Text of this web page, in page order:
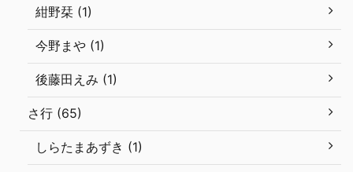
紺野栞 (1)
今野まや (1)
後藤田えみ (1)
さ行 (65)
しらたまあずき (1)